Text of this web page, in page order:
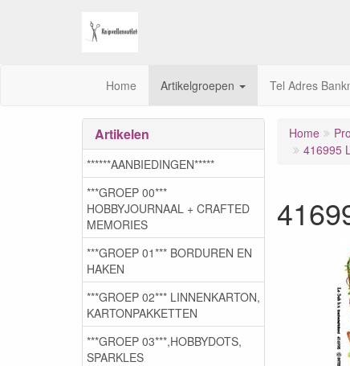
Home Artikelgroepen Tel Adres
Home
416995
Artikelen
******AANBIEDINGEN*****
***GROEP 00***
HOBBYJOURNAAL + CRAFTED
MEMORIES
***GROEP 01*** BORDUREN EN
HAKEN
***GROEP 02*** LINNENKARTON,
KARTONPAKKETTEN
***GROEP 03***,HOBBYDOTS,
SPARKLES